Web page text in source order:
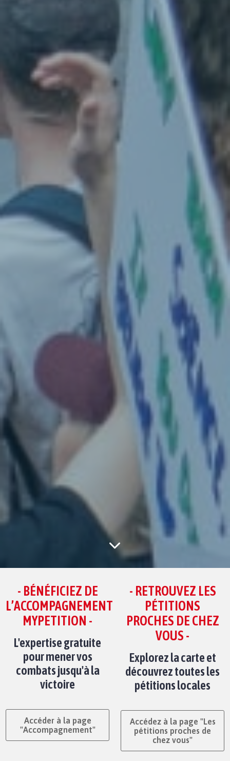
- BÉNÉFICIEZ DE
L’ACCOMPAGNEMENT
MYPETITION -
L'expertise gratuite
pour mener vos
combats jusqu'à la
victoire
Accéder à la page
"Accompagnement"
- RETROUVEZ LES
PÉTITIONS
PROCHES DE CHEZ
VOUS -
Explorez la carte et
découvrez toutes les
pétitions locales
Accédez à la page "Les
pétitions proches de
chez vous"